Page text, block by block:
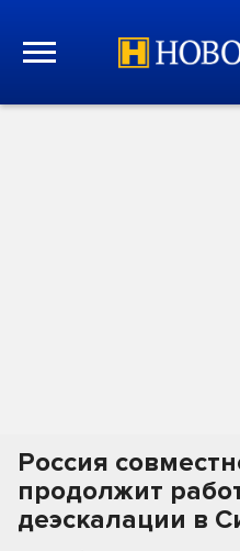
Россия
продолжит
деэскалации в